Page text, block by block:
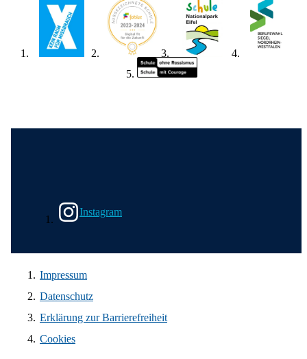
Instagram
Impressum
Datenschutz
Erklärung zur Barrierefreiheit
Cookies